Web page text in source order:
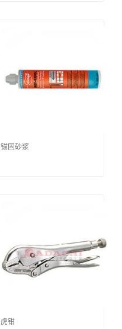
锚固砂浆
虎钳